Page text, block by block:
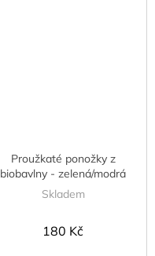
Proužkaté ponožky z
biobavlny - zelená/modrá
Skladem
180 Kč